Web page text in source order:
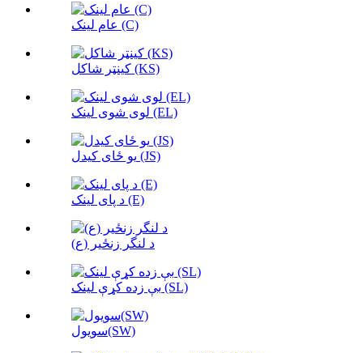
عام لینک (C)
کینټر شاکل (KS)
لوی شوی لینک (EL)
یو ځای کیدل (JS)
د پای لینک (E)
د لنگر زنځیر (ع)
بې زده کړې لینک (SL)
سویول(SW)